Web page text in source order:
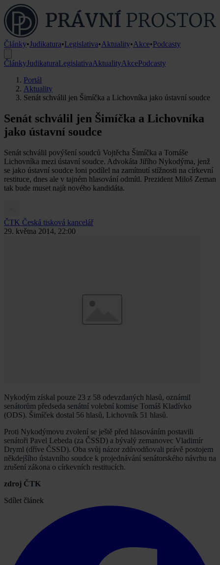
Články•Judikatura•Legislativa•Aktuality•Akce•Podcasty
ČlánkyJudikaturaLegislativaAktualityAkcePodcasty
Portál
Aktuality
Senát schválil jen Šimíčka a Lichovníka jako ústavní soudce
Senát schválil jen Šimíčka a Lichovníka
jako ústavní soudce
Senát schválil povýšení soudců Vojtěcha Šimíčka a Tomáše
Lichovníka mezi ústavní soudce. Advokáta Jiřího Nykodýma, jenž
se jako ústavní soudce loni podílel na zamítnutí stížnosti na církevní
restituce, dnes ale v tajném hlasování odmítl. Prezident Miloš Zeman
tak bude muset najít nového kandidáta.
ČTK Česká tisková kancelář
29. května 2014, 22:00
Nykodým získal pouze 23 z 58 odevzdaných hlasů, oznámil
senátorům předseda senátní volební komise Tomáš Kladívko
(ODS). Šimíček dostal 56 hlasů, Lichovník 51 hlasů.
Proti Nykodýmovu zvolení se ještě před hlasováním postavili
senátoři Pavel Lebeda (za ČSSD) a bývalý zemanovec Vladimír
Dryml (dříve ČSSD). Oba svůj názor zdůvodňovali právě postojem
někdejšího ústavního soudce k projednávání senátorského návrhu na
zrušení zákona o církevních restitucích.
zdroj ČTK
Sdílet článek